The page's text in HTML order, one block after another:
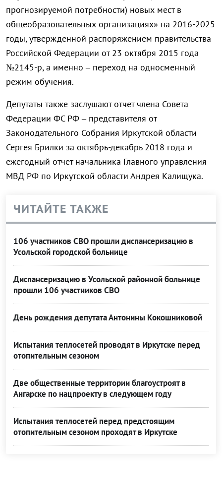
прогнозируемой потребности) новых мест в
общеобразовательных организациях» на 2016-2025
годы, утвержденной распоряжением правительства
Российской Федерации от 23 октября 2015 года
№2145-р, а именно – переход на односменный
режим обучения.
Депутаты также заслушают отчет члена Совета
Федерации ФС РФ – представителя от
Законодательного Собрания Иркутской области
Сергея Брилки за октябрь-декабрь 2018 года и
ежегодный отчет начальника Главного управления
МВД РФ по Иркутской области Андрея Калищука.
ЧИТАЙТЕ ТАКЖЕ
106 участников СВО прошли диспансеризацию в
Усольской городской больнице
Диспансеризацию в Усольской районной больнице
прошли 106 участников СВО
День рождения депутата Антонины Кокошниковой
Испытания теплосетей проводят в Иркутске перед
отопительным сезоном
Две общественные территории благоустроят в
Ангарске по нацпроекту в следующем году
Испытания теплосетей перед предстоящим
отопительным сезоном проходят в Иркутске